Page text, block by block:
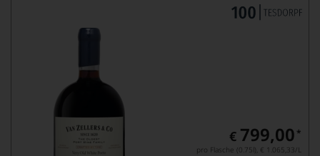
€ 799,00 *
pro Flasche (0.75l), € 1.065,33/L